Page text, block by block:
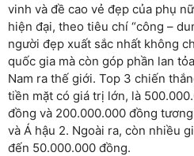
vinh và đề cao vẻ đẹp của phụ
hiện đại, theo tiêu chí “công –
người đẹp xuất sắc nhất không
quốc gia mà còn góp phần lan
Nam ra thế giới. Top 3 chiến
tiền mặt có giá trị lớn, là
đồng và 200.000.000 đồng
và Á hậu 2. Ngoài ra, còn nhiều
đến 50.000.000 đồng.